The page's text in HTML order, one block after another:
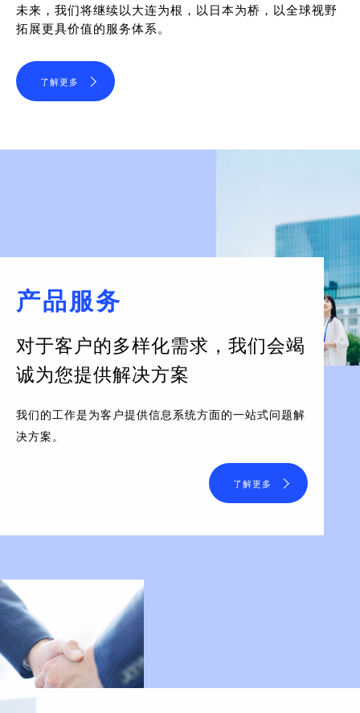
未来，我们将继续以大连为根，以日本为桥，以全球视野
拓展更具价值的服务体系。
了解更多
产品服务
对于客户的多样化需求， 我们会竭
诚为您提供解决方案
我们的工作是为客户提供信息系统方面的一站式问题解
决方案。
了解更多